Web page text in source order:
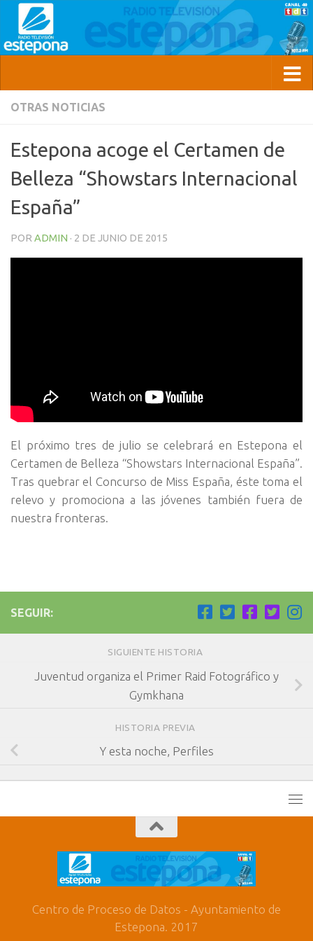
OTRAS NOTICIAS
Estepona acoge el Certamen de
Belleza “Showstars Internacional
España”
POR ADMIN · 2 DE JUNIO DE 2015
El próximo tres de julio se celebrará en Estepona el
Certamen de Belleza “Showstars Internacional España”.
Tras quebrar el Concurso de Miss España, éste toma el
relevo y promociona a las jóvenes también fuera de
nuestra fronteras.
SEGUIR:
SIGUIENTE HISTORIA
Juventud organiza el Primer Raid Fotográfico y
Gymkhana
HISTORIA PREVIA
Y esta noche, Perfiles
Centro de Proceso de Datos - Ayuntamiento de
Estepona. 2017